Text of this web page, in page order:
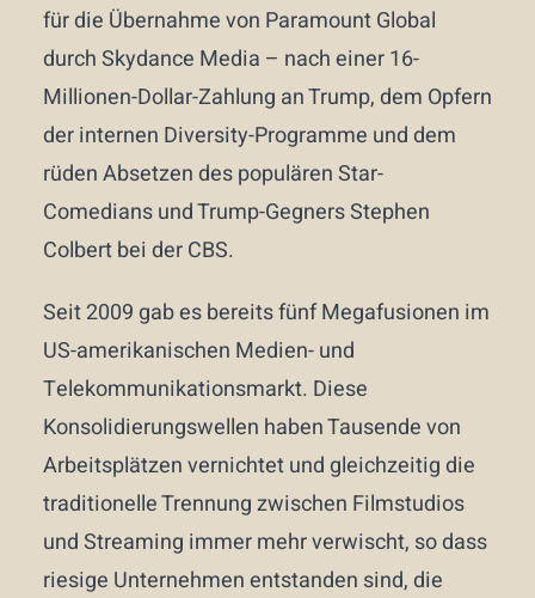
für die Übernahme von Paramount Global
durch Skydance Media – nach einer 16-
Millionen-Dollar-Zahlung an Trump, dem Opfern
der internen Diversity-Programme und dem
rüden Absetzen des populären Star-
Comedians und Trump-Gegners Stephen
Colbert bei der CBS.
Seit 2009 gab es bereits fünf Megafusionen im
US-amerikanischen Medien- und
Telekommunikationsmarkt. Diese
Konsolidierungswellen haben Tausende von
Arbeitsplätzen vernichtet und gleichzeitig die
traditionelle Trennung zwischen Filmstudios
und Streaming immer mehr verwischt, so dass
riesige Unternehmen entstanden sind, die